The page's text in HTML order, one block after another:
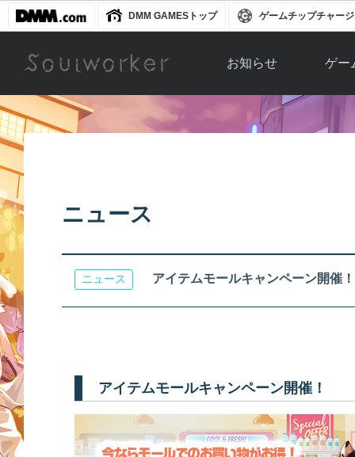
DMM GAMESトップ ゲームチップチャージ
お知らせ
お知らせ一覧
ゲー
ソウ
アップ
ニュース
ニュース アイテムモールキャンペーン開催！
アイテムモールキャンペーン開催！